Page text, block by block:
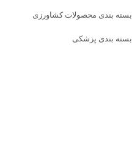
بسته بندی محصولات کشاورزی
بسته بندی پزشکی